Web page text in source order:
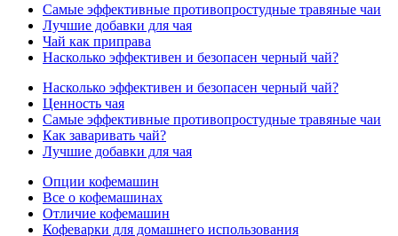
Самые эффективные противопростудные травяные чаи
Лучшие добавки для чая
Чай как приправа
Насколько эффективен и безопасен черный чай?
Насколько эффективен и безопасен черный чай?
Ценность чая
Самые эффективные противопростудные травяные чаи
Как заваривать чай?
Лучшие добавки для чая
Опции кофемашин
Все о кофемашинах
Отличие кофемашин
Кофеварки для домашнего использования